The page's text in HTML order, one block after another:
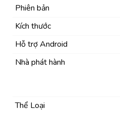
Phiên bản
Kích thước
Hỗ trợ Android
Nhà phát hành
Thể Loại